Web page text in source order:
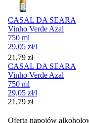
CASAL DA SEARA
Vinho Verde Azal
750 ml
29,05 zł/l
Cena
21,79 zł
CASAL DA SEARA
Vinho Verde Azal
750 ml
29,05 zł/l
Cena
21,79 zł
Oferta napojów